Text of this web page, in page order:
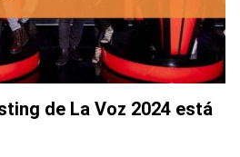
de La Voz 2024 está